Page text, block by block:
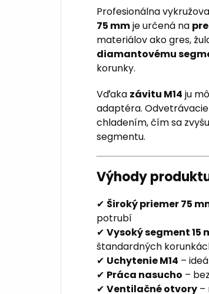
Profesionálna
75 mmje určená na
materiálov ako gres,
diamantovému
korunky.
Vďaka závitu M14 ju
adaptéra.
chladením, čím sa
segmentu.
Výhody
✔ Široký priemer 75
potrubí
✔ Vysoký segment 15
štandardných
✔ Uchytenie M14 –
✔ Práca nasucho –
✔ Ventilačné otvory –